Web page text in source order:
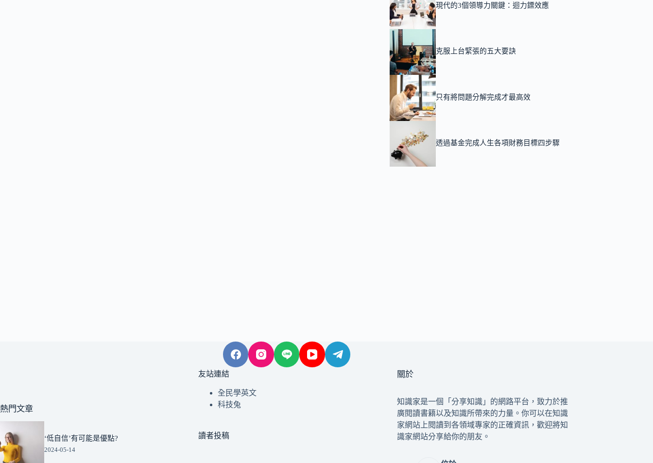
現代的3個領導力關鍵：迴力鏢效應
克服上台緊張的五大要訣
只有將問題分解完成才最高效
透過基金完成人生各項財務目標四步驟
熱門文章
‘低自信’有可能是優點?
2024-05-14
友站連結
全民學英文
科技兔
讀者投稿
關於
知識家是一個「分享知識」的網路平台，致力於推
廣閱讀書籍以及知識所帶來的力量。你可以在知識
家網站上閱讀到各領域專家的正確資訊，歡迎將知
識家網站分享給你的朋友。